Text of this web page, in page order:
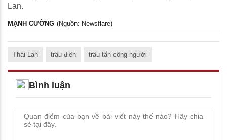
Lan.
MẠNH CƯỜNG (Nguồn: Newsflare)
Thái Lan trâu điên trâu tấn công người
Bình luận